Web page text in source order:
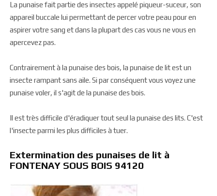
La punaise fait partie des insectes appelé piqueur-suceur, son
appareil buccale lui permettant de percer votre peau pour en
aspirer votre sang et dans la plupart des cas vous ne vous en
apercevez pas.
Contrairement à la punaise des bois, la punaise de lit est un
insecte rampant sans aile. Si par conséquent vous voyez une
punaise voler, il s'agit de la punaise des bois.
Il est très difficile d'éradiquer tout seul la punaise des lits. C'est
l'insecte parmi les plus difficiles à tuer.
Extermination des punaises de lit à
FONTENAY SOUS BOIS 94120